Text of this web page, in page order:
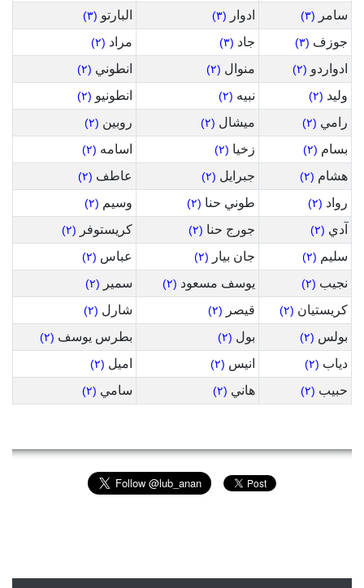
سامر (٣) ادوار (٣) البارتو (٣)
جوزف (٣) جاد (٣) مراد (٢)
ادواردو (٢) منوال (٢) انطوني (٢)
وليد (٢) نبيه (٢) انطونيو (٢)
رامي (٢) ميشال (٢) روبين (٢)
بسام (٢) زخيا (٢) اسامه (٢)
هشام (٢) جبرايل (٢) عاطف (٢)
رواد (٢) طوني حنا (٢) وسيم (٢)
آدي (٢) جورج حنا (٢) كريستوفر (٢)
سليم (٢) جان بيار (٢) عباس (٢)
نجيب (٢) يوسف مسعود (٢) سمير (٢)
كريستيان (٢) قيصر (٢) شارل (٢)
بولس (٢) بول (٢) بطرس يوسف (٢)
دياب (٢) انيس (٢) اميل (٢)
حبيب (٢) هاني (٢) سامي (٢)